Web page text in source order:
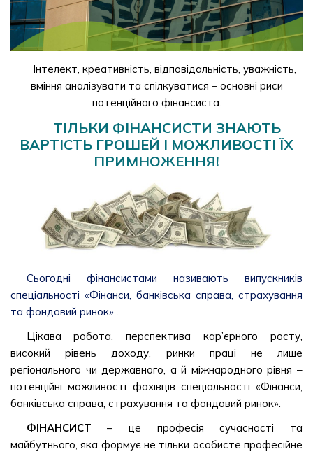
Інтелект, креативність, відповідальність, уважність,
вміння аналізувати та спілкуватися – основні риси
потенційного фінансиста.
ТІЛЬКИ ФІНАНСИСТИ ЗНАЮТЬ
ВАРТІСТЬ ГРОШЕЙ І МОЖЛИВОСТІ ЇХ
ПРИМНОЖЕННЯ!
Сьогодні фінансистами називають випускників
спеціальності «Фінанси, банківська справа, страхування
та фондовий ринок» .
Цікава робота, перспектива кар’єрного росту,
високий рівень доходу, ринки праці не лише
регіонального чи державного, а й міжнародного рівня –
потенційні можливості фахівців спеціальності «Фінанси,
банківська справа, страхування та фондовий ринок».
ФІНАНСИСТ – це професія сучасності та
майбутнього, яка формує не тільки особисте професійне